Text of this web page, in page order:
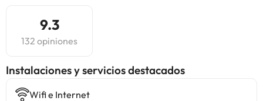
9.3
132 opiniones
Instalaciones y servicios destacados
Wifi e Internet